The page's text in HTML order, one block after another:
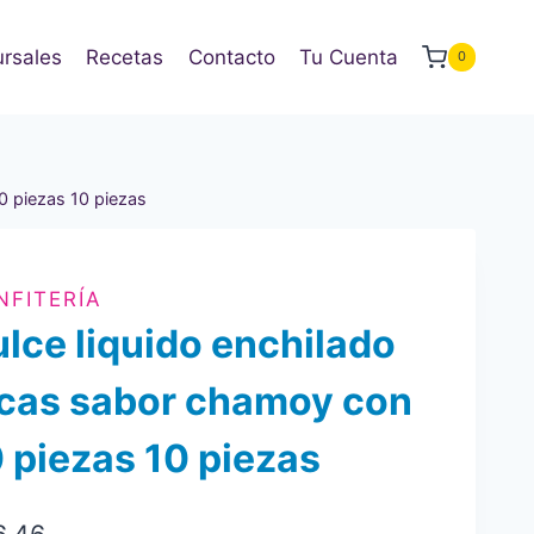
Recetas Contacto Tu Cuenta 0
piezas 10 piezas
liquido enchilado
sabor chamoy con
piezas 10 piezas